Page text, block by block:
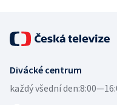
Divácké centrum
každý všední den: